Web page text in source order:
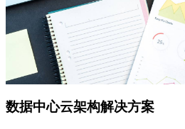
数据中心云架构解决方案